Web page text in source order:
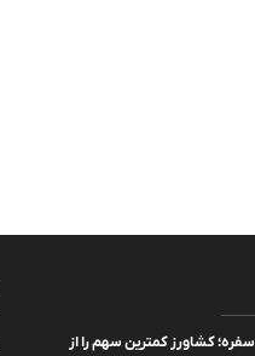
کشاورز کمترین سهم را از